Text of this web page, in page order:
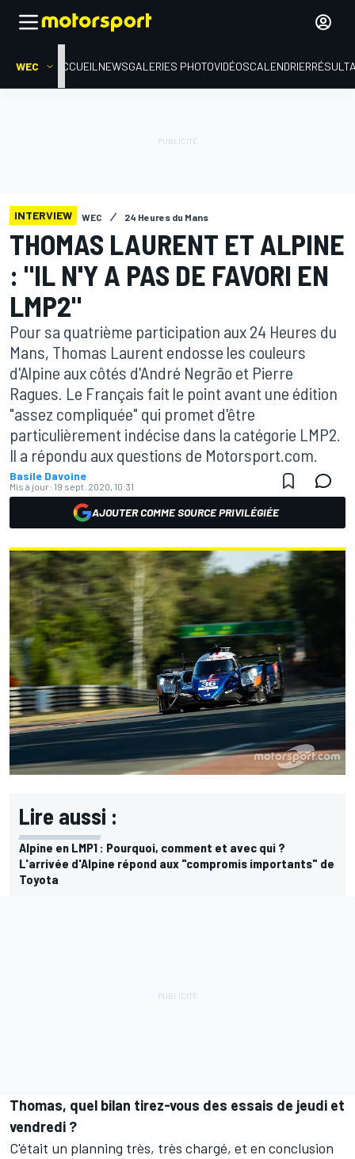
WEC ACCUEIL NEWSGALERIES PHOTOVIDÉOSCALENDRIER
INTERVIEW WEC 24 Heures du Mans
THOMAS LAURENT ET ALPINE
: "IL N'Y A PAS DE FAVORI EN
LMP2"
Pour sa quatrième participation aux 24 Heures du
Mans, Thomas Laurent endosse les couleurs
d'Alpine aux côtés d'André Negrão et Pierre
Ragues. Le Français fait le point avant une édition
"assez compliquée" qui promet d'être
particulièrement indécise dans la catégorie LMP2.
Il a répondu aux questions de Motorsport.com.
Basile Davoine
Mis à jour: 19 sept. 2020, 10:31
AJOUTER COMME SOURCE PRIVILÉGIÉE
Lire aussi :
Alpine en LMP1 : Pourquoi, comment et avec qui ?
L'arrivée d'Alpine répond aux "compromis importants" de
Toyota
Thomas, quel bilan tirez-vous des essais de jeudi et
vendredi ?
C'était un planning très, très chargé, et en conclusion